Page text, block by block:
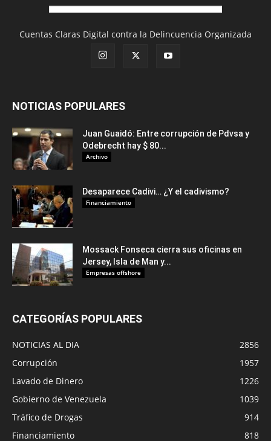
Cuentas Claras Digital contra la Delincuencia Organizada
NOTICIAS POPULARES
Juan Guaidó: Entre corrupción de Pdvsa y
Odebrecht hay $ 80...
Archivo
Desaparece Cadivi… ¿Y el cadivismo?
Financiamiento
Mossack Fonseca cierra sus oficinas en
Jersey, Isla de Man y...
Empresas offshore
CATEGORÍAS POPULARES
NOTICIAS AL DIA
2856
Corrupción
1957
Lavado de Dinero
1226
Gobierno de Venezuela
1039
Tráfico de Drogas
914
Financiamiento
818